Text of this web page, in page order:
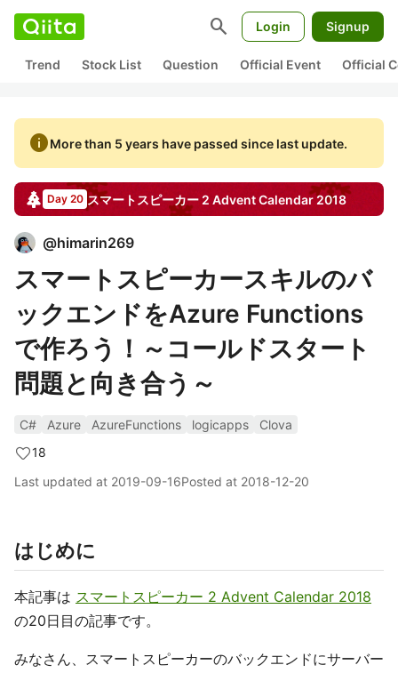
search Login Signup
Trend Stock List Question Official Event Official
infoMore than 5 years have passed since last update.
Day 20 スマートスピーカー 2 Advent Calendar2018
@himarin269
スマートスピーカースキルのバ
ックエンドをAzure Functions
で作ろう！～コールドスタート
問題と向き合う～
C# Azure AzureFunctions logicapps
Clova
18
Last updated at 2019-09-16Posted at 2018-12-20
はじめに
本記事は スマートスピーカー 2 Advent Calendar 2018
の20日目の記事です。
みなさん、スマートスピーカーのバックエンドにサーバー